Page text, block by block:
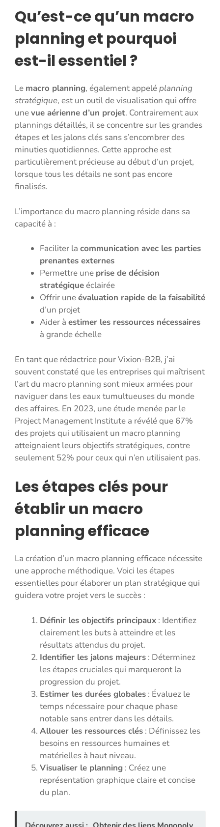
Qu’est-ce qu’un macro
planning et pourquoi
est-il essentiel ?
Le macro planning, également appeléplanning
stratégique, est un outil de visualisation qui offre
unevue aérienne d’un projet. Contrairement aux
plannings détaillés, il se concentre sur les grandes
étapes et les jalons clés sans s’encombrer des
minuties quotidiennes. Cette approche est
particulièrement précieuse au début d’un projet,
lorsque tous les détails ne sont pas encore
finalisés.
L’importance du macro planning réside dans sa
capacité à :
Faciliter la communication avec les parties
prenantes externes
Permettre une prise de décision
stratégiqueéclairée
Offrir uneévaluation rapide de la faisabilité
d’un projet
Aider à estimer les ressources nécessaires
à grande échelle
En tant que rédactrice pour Vixion-B2B, j’ai
souvent constaté que les entreprises qui maîtrisent
l’art du macro planning sont mieux armées pour
naviguer dans les eaux tumultueuses du monde
des affaires. En 2023, une étude menée par le
Project Management Institute a révélé que 67%
des projets qui utilisaient un macro planning
atteignaient leurs objectifs stratégiques, contre
seulement 52% pour ceux qui n’en utilisaient pas.
Les étapes clés pour
établir un macro
planning efficace
La création d’un macro planning efficace nécessite
une approche méthodique. Voici les étapes
essentielles pour élaborer un plan stratégique qui
guidera votre projet vers le succès :
Définir les objectifs principaux : Identifiez
clairement les buts à atteindre et les
résultats attendus du projet.
Identifier les jalons majeurs : Déterminez
les étapes cruciales qui marqueront la
progression du projet.
Estimer les durées globales : Évaluez le
temps nécessaire pour chaque phase
notable sans entrer dans les détails.
Allouer les ressources clés : Définissez les
besoins en ressources humaines et
matérielles à haut niveau.
Visualiser le planning : Créez une
représentation graphique claire et concise
du plan.